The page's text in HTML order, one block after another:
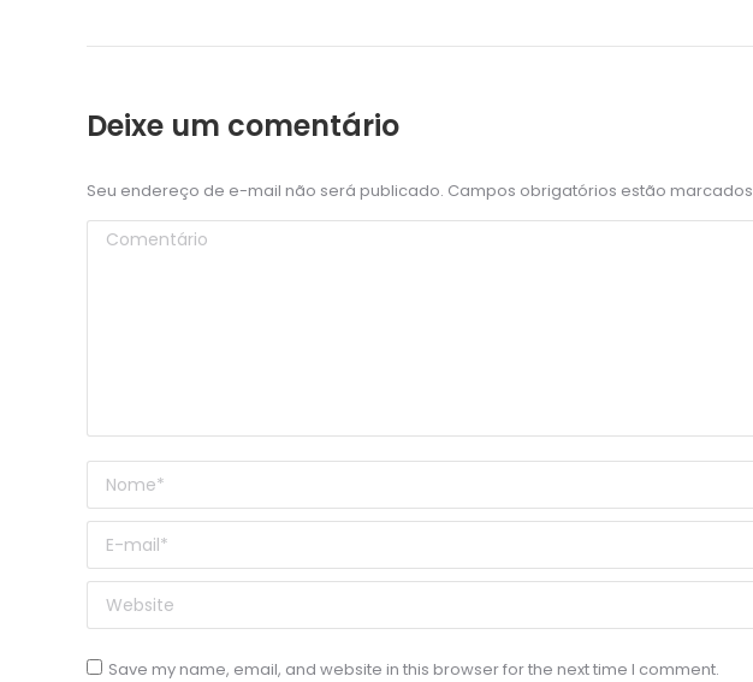
Deixe um comentário
Seu endereço de e-mail não será publicado. Campos obrigatórios estão marcados
Comentário
Nome *
E-mail *
Website
Save my name, email, and website in this browser for the next time I comment.